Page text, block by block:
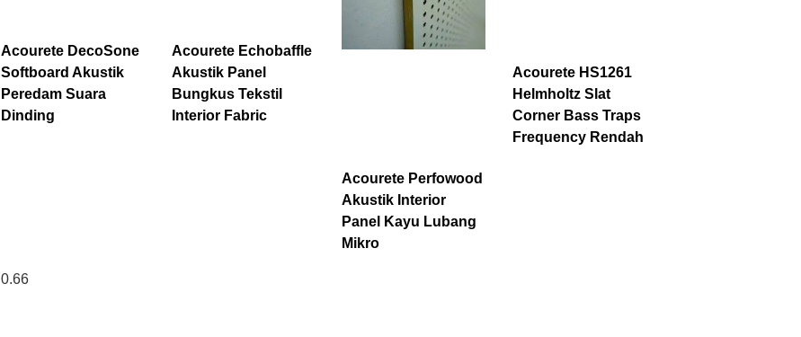
Acourete DecoSone
Softboard Akustik
Peredam Suara
Dinding
Acourete Echobaffle
Akustik Panel
Bungkus Tekstil
Interior Fabric
Acourete Perfowood
Akustik Interior
Panel Kayu Lubang
Mikro
Acourete HS1261
Helmholtz Slat
Corner Bass Traps
Frequency Rendah